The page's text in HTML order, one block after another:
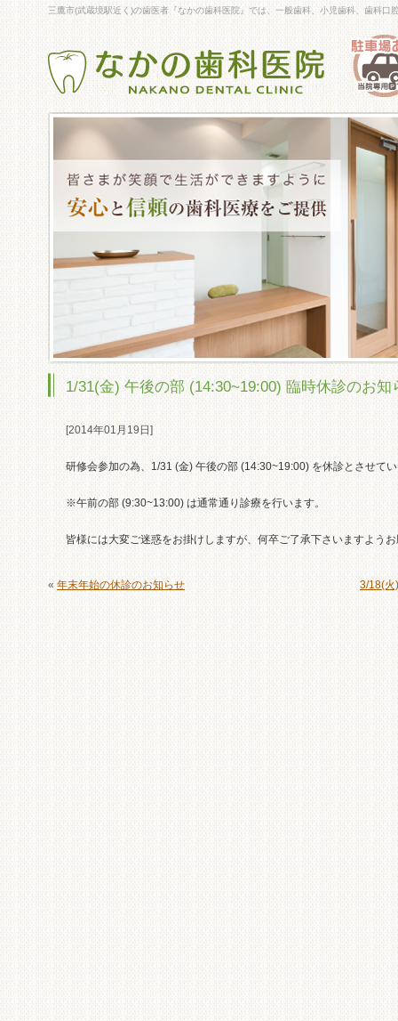
三鷹市(武蔵境駅近く)の歯医者『なかの歯科医院』では、一般歯科、小児歯科、歯科
1/31(金) 午後の部 (14:30~19:00) 臨時休診のお知
[2014年01月19日]
研修会参加の為、1/31 (金) 午後の部 (14:30~19:00) を休診とさせて
※午前の部 (9:30~13:00) は通常通り診療を行います。
皆様には大変ご迷惑をお掛けしますが、何卒ご了承下さいますよう
« 年末年始の休診のお知らせ 3/18(火